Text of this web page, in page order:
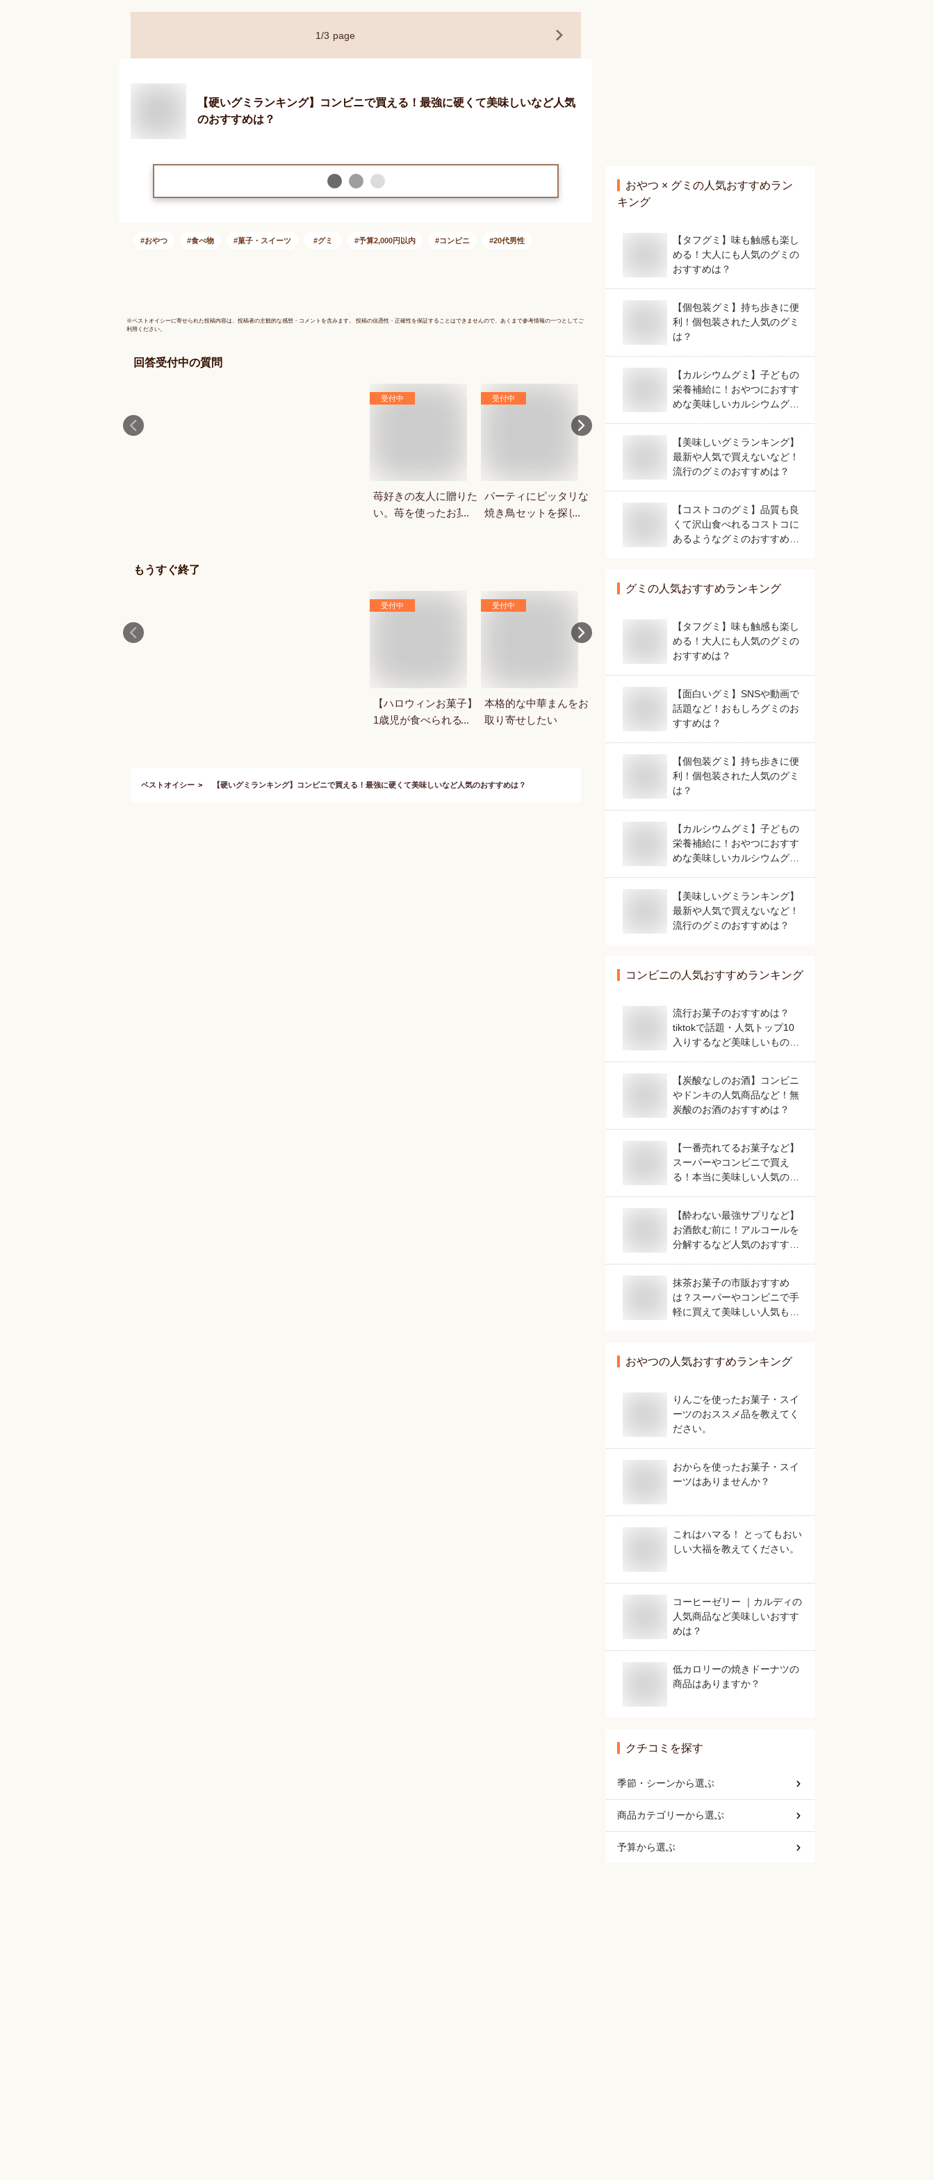
1/3 page
【硬いグミランキング】コンビニで買える！最強に硬くて美味しいなど人気
のおすすめは？
おやつ 食べ物 菓子・スイーツ グミ 予算2,000円以内 コンビニ 20代男性
※ベストオイシーに寄せられた投稿内容は、投稿者の主観的な感想・コメントを含みます。 投稿の信憑性・正確性を保証することはできませんので、あくまで参考情報の一つとしてご
利用ください。
回答受付中の質問
受付中
苺好きの友人に贈りた
い。苺を使ったお菓
受付中
パーティにピッタリな
焼き鳥セットを探して
大人気！美味しいおす 菓子は？機内に持ち込
み・食べていいなど人
気の美味しいランキン
もうすぐ終了
受付中
【ハロウィンお菓子】
1歳児が食べられる！
受付中
本格的な中華まんをお
取り寄せしたい
誕生日プレゼントで喜
ばれるバウントケーキ
おいしくて職場に配り
やすい東京土産のオス
ベストオイシー 【硬いグミランキング】コンビニで買える！最強に硬くて美味しいなど人気のおすすめは？
おやつ × グミ の人気おすすめラン
キング
【タフグミ】味も触感も楽し
める！大人にも人気のグミの
おすすめは？
【個包装グミ】持ち歩きに便
利！個包装された人気のグミ
は？
【カルシウムグミ】子どもの
栄養補給に！おやつにおすす
めな美味しいカルシウムグミ
【美味しいグミランキング】
最新や人気で買えないなど！
流行のグミのおすすめは？
【コストコのグミ】品質も良
くて沢山食べれるコストコに
あるようなグミのおすすめ
グミ の人気おすすめランキング
【タフグミ】味も触感も楽し
める！大人にも人気のグミの
おすすめは？
【面白いグミ】SNSや動画で
話題など！おもしろグミのお
すすめは？
【個包装グミ】持ち歩きに便
利！個包装された人気のグミ
は？
【カルシウムグミ】子どもの
栄養補給に！おやつにおすす
めな美味しいカルシウムグミ
【美味しいグミランキング】
最新や人気で買えないなど！
流行のグミのおすすめは？
コンビニの人気おすすめランキング
流行お菓子のおすすめは？
tiktokで話題・人気トップ10
入りするなど美味しいものを
【炭酸なしのお酒】コンビニ
やドンキの人気商品など！無
炭酸のお酒のおすすめは？
【一番売れてるお菓子など】
スーパーやコンビニで買え
る！本当に美味しい人気のお
【酔わない最強サプリなど】
お酒飲む前に！アルコールを
分解するなど人気のおすすめ
抹茶お菓子の市販おすすめ
は？スーパーやコンビニで手
軽に買えて美味しい人気もの
おやつの人気おすすめランキング
りんごを使ったお菓子・スイ
ーツのおススメ品を教えてく
ださい。
おからを使ったお菓子・スイ
ーツはありませんか？
これはハマる！ とってもおい
しい大福を教えてください。
コーヒーゼリー ｜カルディの
人気商品など美味しいおすす
めは？
低カロリーの焼きドーナツの
商品はありますか？
クチコミを探す
季節・シーンから選ぶ
商品カテゴリーから選ぶ
予算から選ぶ